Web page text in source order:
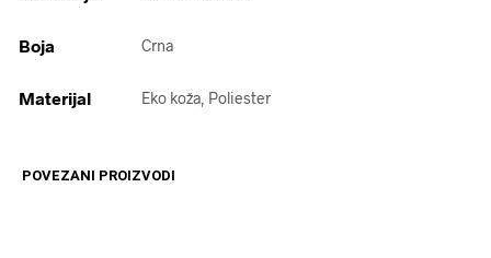
Boja Crna
Materijal Eko koža, Poliester
POVEZANI PROIZVODI